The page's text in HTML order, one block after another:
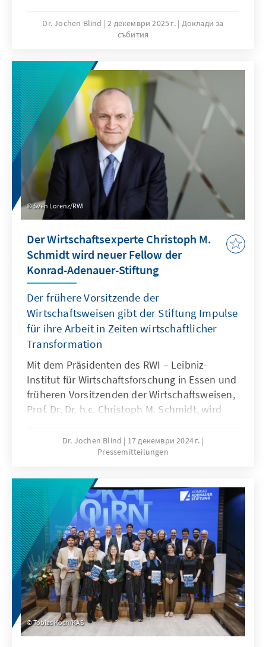
Journalistinnen und Journalisten sowie
Redaktionen, die mit ihrer lokalen
haben.
Dr. Jochen Blind 2 декември 2025 г. Доклади за
събития
Sven Lorenz/RWI
Der Wirtschaftsexperte Christoph M.
Schmidt wird neuer Fellow der
Konrad-Adenauer-Stiftung
Der frühere Vorsitzende der
Wirtschaftsweisen gibt der Stiftung Impulse
für ihre Arbeit in Zeiten wirtschaftlicher
Transformation
Mit dem Präsidenten des RWI – Leibniz-
Institut für Wirtschaftsforschung in Essen und
früheren Vorsitzenden der Wirtschaftsweisen,
Prof. Dr. Dr. h.c. Christoph M. Schmidt, wird
Persönlichkeit die Arbeit der Stiftung für ein
Jahr mit einem Blick von außen begleiten. Er
(2021), den Sicherheitsexperten Christoph
Heusgen (2022), die Meeresbiologin Antje
Boetius (2023) und den Digital- und
Technologieexperten Lars Zimmermann
(2024).
Dr. Jochen Blind
17 декември 2024 г.
Pressemitteilungen
Tobias Koch/KAS